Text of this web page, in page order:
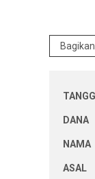
Bagikan
DANA
NAMA
ASAL